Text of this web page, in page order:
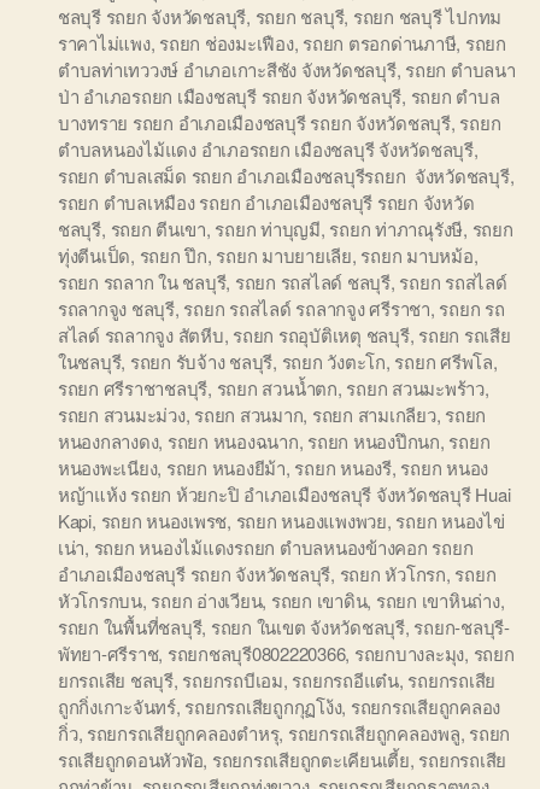
ชลบุรี รถยก จังหวัดชลบุรี, รถยก ชลบุรี, รถยก ชลบุรี ไปกทม
ราคาไม่แพง, รถยก ช่องมะเฟือง, รถยก ตรอกด่านภาษี, รถยก
ตำบลท่าเทววงษ์ อำเภอเกาะสีชัง จังหวัดชลบุรี, รถยก ตำบลนา
ป่า อำเภอรถยก เมืองชลบุรี รถยก จังหวัดชลบุรี, รถยก ตำบล
บางทราย รถยก อำเภอเมืองชลบุรี รถยก จังหวัดชลบุรี, รถยก
ตำบลหนองไม้แดง อำเภอรถยก เมืองชลบุรี จังหวัดชลบุรี,
รถยก ตำบลเสม็ด รถยก อำเภอเมืองชลบุรีรถยก จังหวัดชลบุรี,
รถยก ตำบลเหมือง รถยก อำเภอเมืองชลบุรี รถยก จังหวัด
ชลบุรี, รถยก ตีนเขา, รถยก ท่าบุญมี, รถยก ท่าภาณุรังษี, รถยก
ทุ่งตีนเป็ด, รถยก ปึก, รถยก มาบยายเลีย, รถยก มาบหม้อ,
รถยก รถลาก ใน ชลบุรี, รถยก รถสไลด์ ชลบุรี, รถยก รถสไลด์
รถลากจูง ชลบุรี, รถยก รถสไลด์ รถลากจูง ศรีราชา, รถยก รถ
สไลด์ รถลากจูง สัตหีบ, รถยก รถอุบัติเหตุ ชลบุรี, รถยก รถเสีย
ในชลบุรี, รถยก รับจ้าง ชลบุรี, รถยก วังตะโก, รถยก ศรีพโล,
รถยก ศรีราชาชลบุรี, รถยก สวนน้ำตก, รถยก สวนมะพร้าว,
รถยก สวนมะม่วง, รถยก สวนมาก, รถยก สามเกลียว, รถยก
หนองกลางดง, รถยก หนองฉนาก, รถยก หนองปึกนก, รถยก
หนองพะเนียง, รถยก หนองยีม้า, รถยก หนองรี, รถยก หนอง
หญ้าแห้ง รถยก ห้วยกะปิ อำเภอเมืองชลบุรี จังหวัดชลบุรี Huai
Kapi, รถยก หนองเพรช, รถยก หนองแพงพวย, รถยก หนองไข่
เน่า, รถยก หนองไม้แดงรถยก ตำบลหนองข้างคอก รถยก
อำเภอเมืองชลบุรี รถยก จังหวัดชลบุรี, รถยก หัวโกรก, รถยก
หัวโกรกบน, รถยก อ่างเวียน, รถยก เขาดิน, รถยก เขาหินถ่าง,
รถยก ในพื้นที่ชลบุรี, รถยก ในเขต จังหวัดชลบุรี, รถยก-ชลบุรี-
พัทยา-ศรีราช, รถยกชลบุรี0802220366, รถยกบางละมุง, รถยก
ยกรถเสีย ชลบุรี, รถยกรถบีเอม, รถยกรถอีแต๋น, รถยกรถเสีย
ถูกกิ่งเกาะจันทร์, รถยกรถเสียถูกกุฏโง้ง, รถยกรถเสียถูกคลอง
กิ่ว, รถยกรถเสียถูกคลองตำหรุ, รถยกรถเสียถูกคลองพลู, รถยก
รถเสียถูกดอนหัวฬ่อ, รถยกรถเสียถูกตะเคียนเตี้ย, รถยกรถเสีย